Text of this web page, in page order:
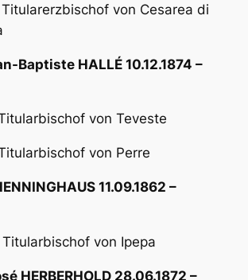
von Cesarea di
Baptiste HALLÉ 10.12.1874 –
von Teveste
von Perre
11.09.1862 –
von Ipepa
HERBERHOLD 28.06.1872 –